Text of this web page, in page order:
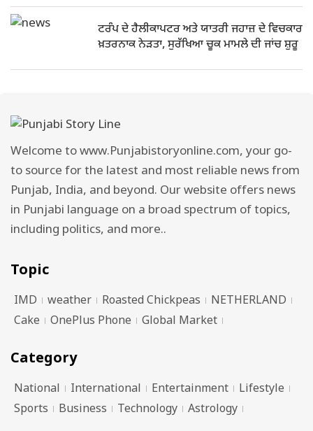
ਟਰੰਪ ਦੇ ਹੈਲੀਕਾਪਟਰ ਅਤੇ ਯਾਤਰੀ ਜਹਾਜ਼ ਦੇ ਵਿਚਕਾਰ
ਖ਼ਤਰਨਾਕ ਨੇੜਤਾ, ਸੁਰੱਖਿਆ ਚੂਕ ਮਾਮਲੇ ਦੀ ਜਾਂਚ ਸ਼ੁਰੂ
Welcome to www.Punjabistoryonline.com, your go-
to source for the latest and most reliable news from
Punjab, India, and beyond. Our website offers news
in Punjabi language on a broad spectrum of topics,
including politics, and more..
Topic
IMD weather Roasted Chickpeas
NETHERLAND
Cake
OnePlus Phone Global Market
Category
National International Entertainment
Lifestyle
Sports
Business Technology Astrology